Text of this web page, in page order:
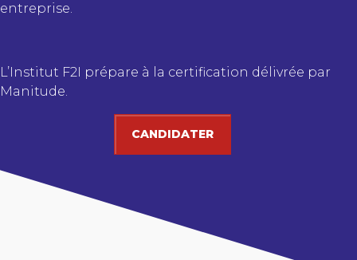
entreprise.
L’Institut F2I prépare à la certification délivrée par
Manitude.
CANDIDATER